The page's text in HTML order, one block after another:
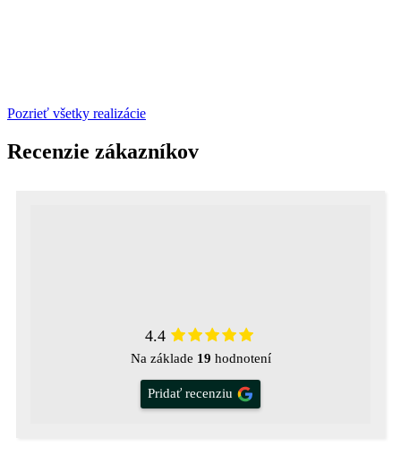
Pozrieť všetky realizácie
Recenzie zákazníkov
4.4
Na základe 19 hodnotení
Pridať recenziu